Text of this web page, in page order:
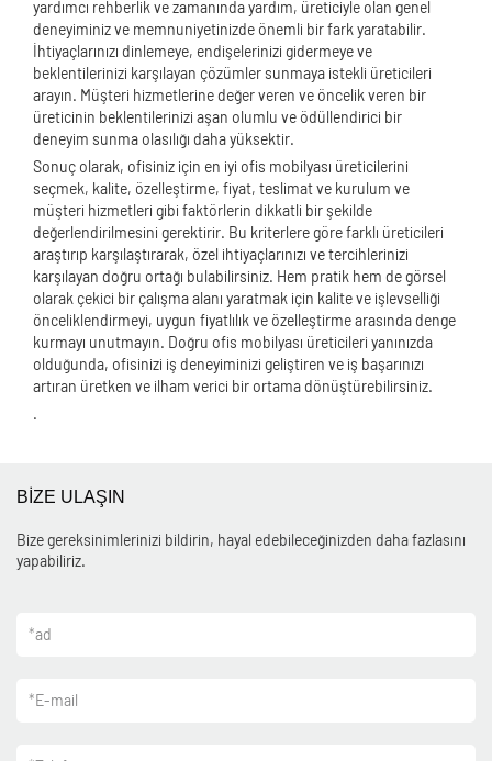
yardımcı rehberlik ve zamanında yardım, üreticiyle olan genel
deneyiminiz ve memnuniyetinizde önemli bir fark yaratabilir.
İhtiyaçlarınızı dinlemeye, endişelerinizi gidermeye ve
beklentilerinizi karşılayan çözümler sunmaya istekli üreticileri
arayın. Müşteri hizmetlerine değer veren ve öncelik veren bir
üreticinin beklentilerinizi aşan olumlu ve ödüllendirici bir
deneyim sunma olasılığı daha yüksektir.
Sonuç olarak, ofisiniz için en iyi ofis mobilyası üreticilerini
seçmek, kalite, özelleştirme, fiyat, teslimat ve kurulum ve
müşteri hizmetleri gibi faktörlerin dikkatli bir şekilde
değerlendirilmesini gerektirir. Bu kriterlere göre farklı üreticileri
araştırıp karşılaştırarak, özel ihtiyaçlarınızı ve tercihlerinizi
karşılayan doğru ortağı bulabilirsiniz. Hem pratik hem de görsel
olarak çekici bir çalışma alanı yaratmak için kalite ve işlevselliği
önceliklendirmeyi, uygun fiyatlılık ve özelleştirme arasında denge
kurmayı unutmayın. Doğru ofis mobilyası üreticileri yanınızda
olduğunda, ofisinizi iş deneyiminizi geliştiren ve iş başarınızı
artıran üretken ve ilham verici bir ortama dönüştürebilirsiniz.
.
BİZE ULAŞIN
Bize gereksinimlerinizi bildirin, hayal edebileceğinizden daha fazlasını
yapabiliriz.
*ad
*E-mail